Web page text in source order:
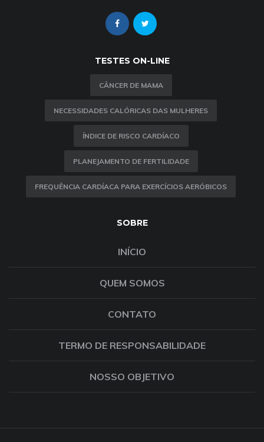
TESTES ON-LINE
CÂNCER DE MAMA
NECESSIDADES CALÓRICAS DAS MULHERES
ÍNDICE DE RISCO CARDÍACO
PLANEJAMENTO DE FERTILIDADE
FREQUÊNCIA CARDÍACA PARA EXERCÍCIOS AERÓBICOS
SOBRE
INÍCIO
QUEM SOMOS
CONTATO
TERMO DE RESPONSABILIDADE
NOSSO OBJETIVO